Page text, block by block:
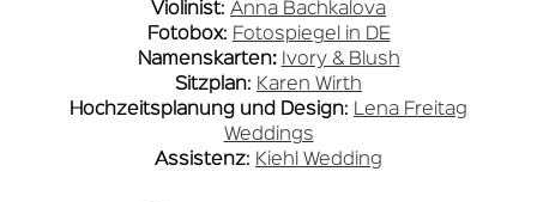
Violinist: Anna Bachkalova
Fotobox: Fotospiegel in DE
Namenskarten:
Ivory & Blush
Sitzplan: Karen Wirth
Hochzeitsplanung und Design: Lena Freitag
Weddings
Assistenz: Kiehl Wedding